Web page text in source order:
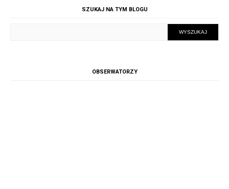
SZUKAJ NA TYM BLOGU
OBSERWATORZY